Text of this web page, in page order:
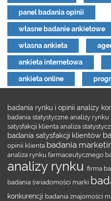
panel badania opinii
własne badanie ankietowe
własna ankieta
ankieta internetowa
ankieta online
badania rynku i opinii analizy
badania statystyczneanalizy
satysfakcji klientaanaliza
badania satysfakcji klientów
opinii klienta badania
analiza rynku farmaceutycznego
analizy rynku firma
badania świadomości marki
konkurencji badania znajomości